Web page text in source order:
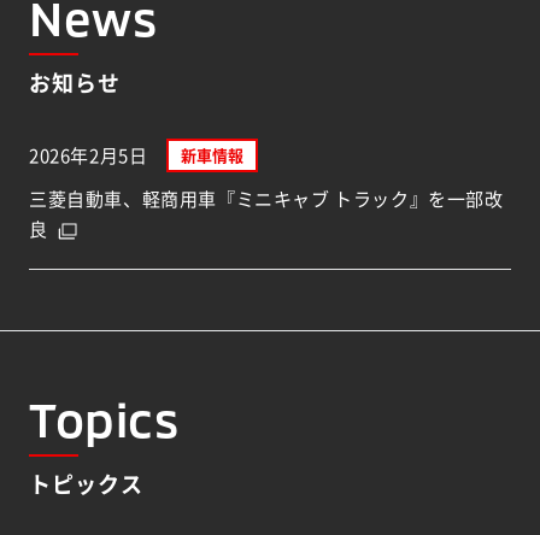
News
お知らせ
2026年2月5日 新車情報
三菱自動車、軽商用車『ミニキャブ トラック』を一部改
良
Topics
トピックス